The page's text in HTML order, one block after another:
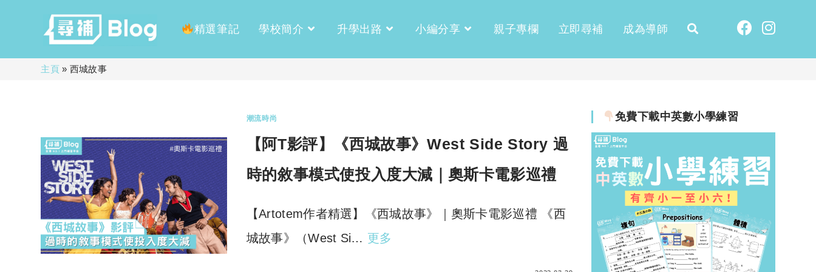
精選筆記 學校簡介 升學出路 小編分享 親子專欄 立即尋補 成為導師
主頁» 西城故事
潮流時尚
【阿T影評】《西城故事》West Side Story 過
時的敘事模式使投入度大減｜奧斯卡電影巡禮
【Artotem作者精選】《西城故事》｜奧斯卡電影巡禮 《西
城故事》（West Si… 更多
免費下載中英數小學練習